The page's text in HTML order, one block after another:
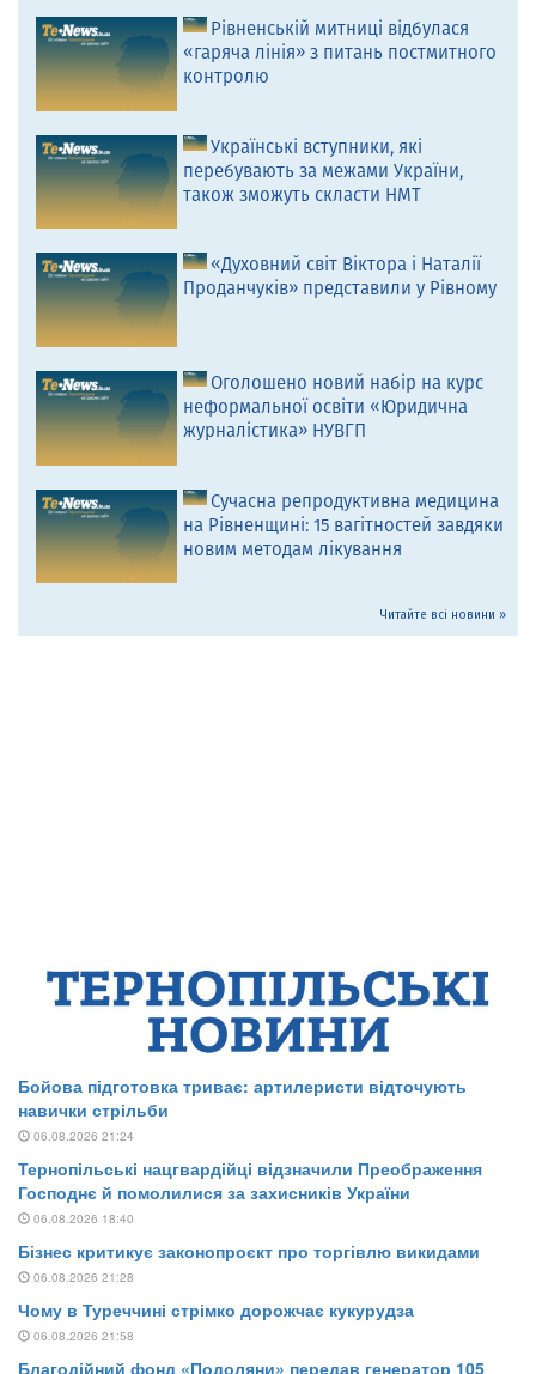
Рівненській митниці відбулася
«гаряча лінія» з питань постмитного
контролю
Українські вступники, які
перебувають за межами України,
також зможуть скласти НМТ
«Духовний світ Віктора і Наталії
Проданчуків» представили у Рівному
Оголошено новий набір на курс
неформальної освіти «Юридична
журналістика» НУВГП
Сучасна репродуктивна медицина
на Рівненщині: 15 вагітностей завдяки
новим методам лікування
Читайте всі новини »